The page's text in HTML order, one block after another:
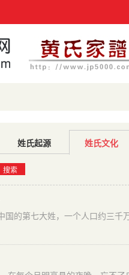
姓氏起源 姓氏文化
搜索